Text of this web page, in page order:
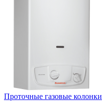
Проточные газовые колонки